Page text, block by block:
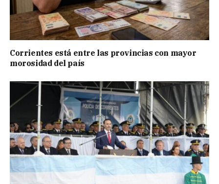
Corrientes está entre las provincias con mayor
morosidad del país